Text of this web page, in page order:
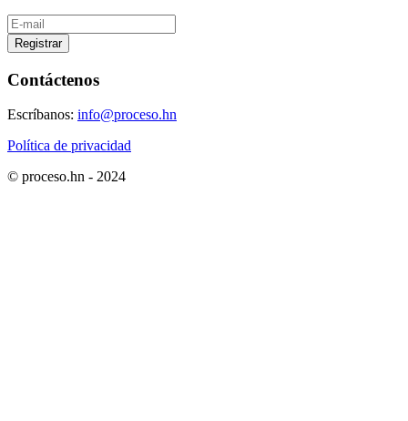
Registrar
Contáctenos
Escríbanos: info@proceso.hn
Política de privacidad
© proceso.hn - 2024